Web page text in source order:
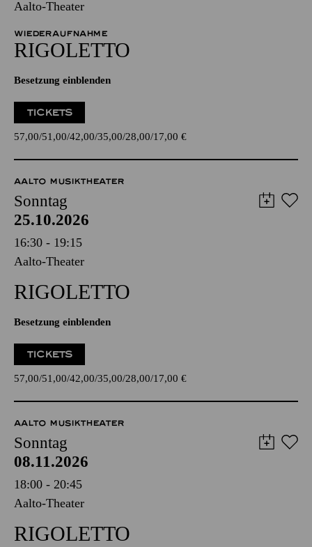
Aalto-Theater
WIEDERAUFNAHME
RIGO­LETTO
Besetzung einblenden
TICKETS
57,00 51,00 42,00 35,00 28,00 17,00 €
AALTO MUSIKTHEATER
Sonntag
25.10.2026
16:30 - 19:15
Aalto-Theater
RIGO­LETTO
Besetzung einblenden
TICKETS
57,00 51,00 42,00 35,00 28,00 17,00 €
AALTO MUSIKTHEATER
Sonntag
08.11.2026
18:00 - 20:45
Aalto-Theater
RIGO­LETTO